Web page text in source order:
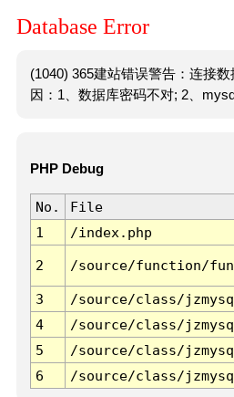
Database Error
(1040) 365建站错误警告：连接
因：1、数据库密码不对; 2、
PHP Debug
No. File
1
/index.php
2 /source/function/
3 /source/class/
4
/source/class/
5
/source/class/
6
/source/class/